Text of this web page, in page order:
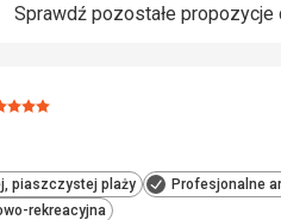
Sprawdź pozostałe propozycje
piaszczystej plaży Profesjonalne
rekreacyjna